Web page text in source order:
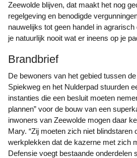
Zeewolde blijven, dat maakt het nog
regelgeving en benodigde
nauwelijks tot geen handel in
je natuurlijk nooit wat er ineens op je
Brandbrief
De bewoners van het gebied tussen de Nijkerkerweg, de
Spiekweg en het Nulderpad stuurden
instanties die een besluit moeten
plannen” voor de bouw van een
inwoners van Zeewolde mogen daar
Mary. “Zij moeten zich niet blindstaren
werkplekken dat de kazerne met zich
Defensie voegt bestaande onderdelen